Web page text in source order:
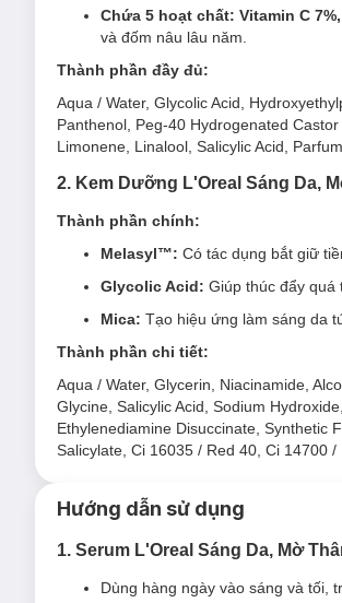
Nám, tàn nhang, thâm mụn,...
Chứa 5 hoạt chất: Vitamin C
và đốm nâu lâu năm.
Thành phần đầy đủ:
Aqua / Water, Glycolic Acid,
Panthenol, Peg-40 Hydrogenated
Limonene, Linalool, Salicylic Acid,
2. Kem Dưỡng L'Oreal Sáng Da,
Thành phần chính:
Melasyl™: Có tác dụng bắt giữ
Glycolic Acid: Giúp thúc đẩy quá
Mica: Tạo hiệu ứng làm sáng da
Thành phần chi tiết:
Aqua / Water, Glycerin, Niacinamide,
Glycine, Salicylic Acid, Sodium
Ethylenediamine Disuccinate, Synthetic
Salicylate, Ci 16035 / Red 40, Ci 14700
Hướng dẫn sử dụng
1. Serum L'Oreal Sáng Da, Mờ
Dùng hàng ngày vào sáng và tối,